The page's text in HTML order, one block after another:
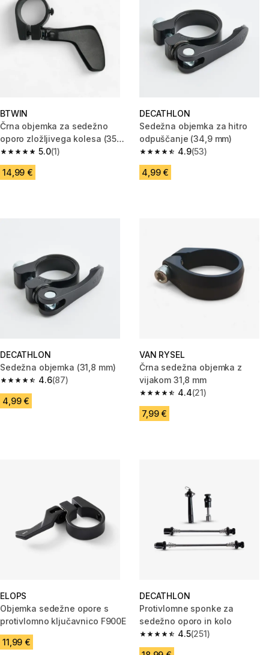
BTWIN
Črna objemka za sedežno
oporo zložljivega kolesa (35
mm)
5.0
5.0 od 5 zvezdic from 1 ocene
(1)
14,99 €
DECATHLON
Sedežna objemka za hitro
odpuščanje (34,9 mm)
4.9
4.9 od 5 zvezdic from 53 ocene
(53)
4,99 €
DECATHLON
Sedežna objemka (31,8 mm)
4.6
4.6 od 5 zvezdic from 87 ocene
(87)
4,99 €
VAN RYSEL
Črna sedežna objemka z
vijakom 31,8 mm
4.4
4.4 od 5 zvezdic from 21 ocene
(21)
7,99 €
ELOPS
Objemka sedežne opore s
protivlomno ključavnico F900E
11,99 €
DECATHLON
Protivlomne sponke za
sedežno oporo in kolo
4.5
4.5 od 5 zvezdic from 251
(251)